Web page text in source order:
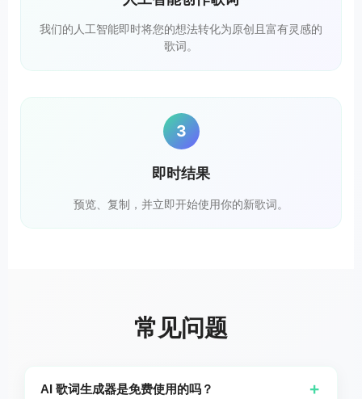
我们的人工智能即时将您的想法转化为原创且富有灵感的
歌词。
3
即时结果
预览、复制，并立即开始使用你的新歌词。
常见问题
AI 歌词生成器是免费使用的吗？ +